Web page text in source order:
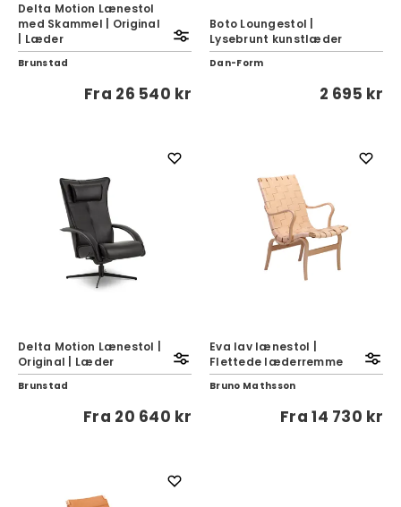
Delta Motion Lænestol
med Skammel | Original
| Læder
Brunstad
Fra 26 540 kr
Boto Loungestol |
Lysebrunt kunstlæder
Dan-Form
2 695 kr
Delta Motion Lænestol |
Original | Læder
Brunstad
Fra 20 640 kr
Eva lav lænestol |
Flettede læderremme
Bruno Mathsson
Fra14 730 kr